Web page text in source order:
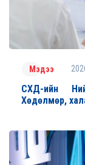
Мэдээ
СХД-ийн
Хөдөлмөр,